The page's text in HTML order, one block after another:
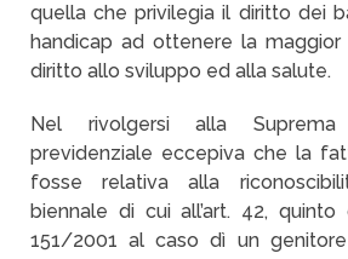
quella che privilegia il diritto dei
handicap ad ottenere la
diritto allo sviluppo ed alla salute.
Nel rivolgersi alla Suprema
previdenziale eccepiva che la
fosse relativa alla
biennale di cui all’art. 42,
151/2001 al caso dì un